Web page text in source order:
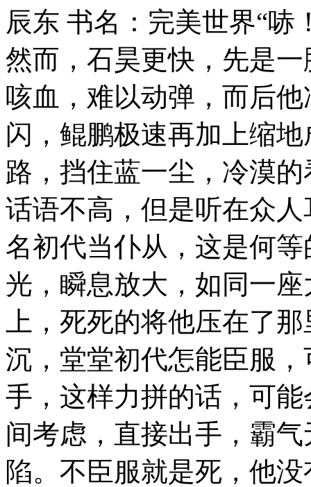
辰东 书名：完美世界“哧
然而，石昊更快，先是
咳血，难以动弹，而后
闪，鲲鹏极速再加上缩
路，挡住蓝一尘，冷漠
话语不高，但是听在众
名初代当仆从，这是何
光，瞬息放大，如同一
上，死死的将他压在了
沉，堂堂初代怎能臣服
手，这样力拼的话，可
间考虑，直接出手，霸
陷。不臣服就是死，他